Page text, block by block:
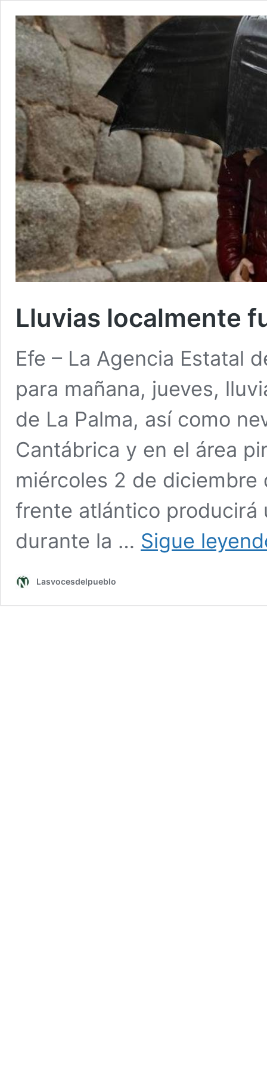
Lluvias localmente
Efe – La Agencia Estatal
para mañana, jueves,
de La Palma, así como
Cantábrica y en el área
miércoles 2 de
frente atlántico producirá
durante la … Sigue
Lasvocesdelpueblo